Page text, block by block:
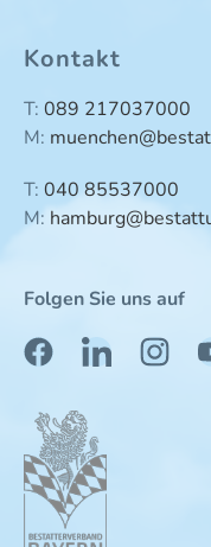
Kontakt
T: 089 217037000
M:
T: 040 85537000
M:
Folgen Sie uns auf